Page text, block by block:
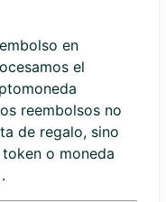
en
el
reembolsos no
de regalo, sino
o moneda